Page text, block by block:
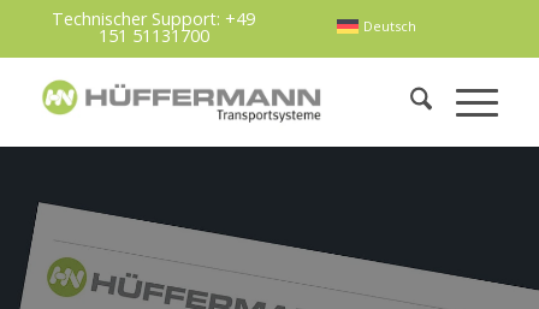
Deutsch
Technischer Support: +49
151 51131700